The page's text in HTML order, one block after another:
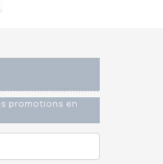
promotions en